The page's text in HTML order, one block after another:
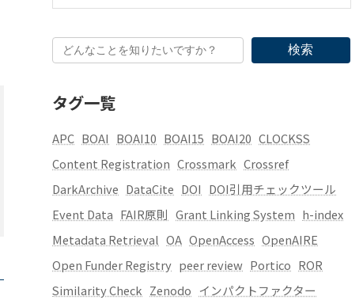
検索
タグ一覧
APC BOAI BOAI10 BOAI15 BOAI20 CLOCKSS
Content Registration Crossmark Crossref
DarkArchive DataCite DOI DOI引用チェックツール
Event Data FAIR原則 Grant Linking System h-index
Metadata Retrieval OA OpenAccess OpenAIRE
Open Funder Registry peer review Portico ROR
Similarity Check Zenodo インパクトファクター